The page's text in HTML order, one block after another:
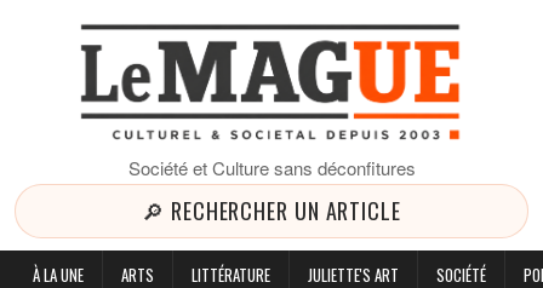
Société et Culture sans déconfitures
🔎 RECHERCHER UN ARTICLE
À LA UNE ARTS LITTÉRATURE JULIETTE'S ART SOCIÉTÉ